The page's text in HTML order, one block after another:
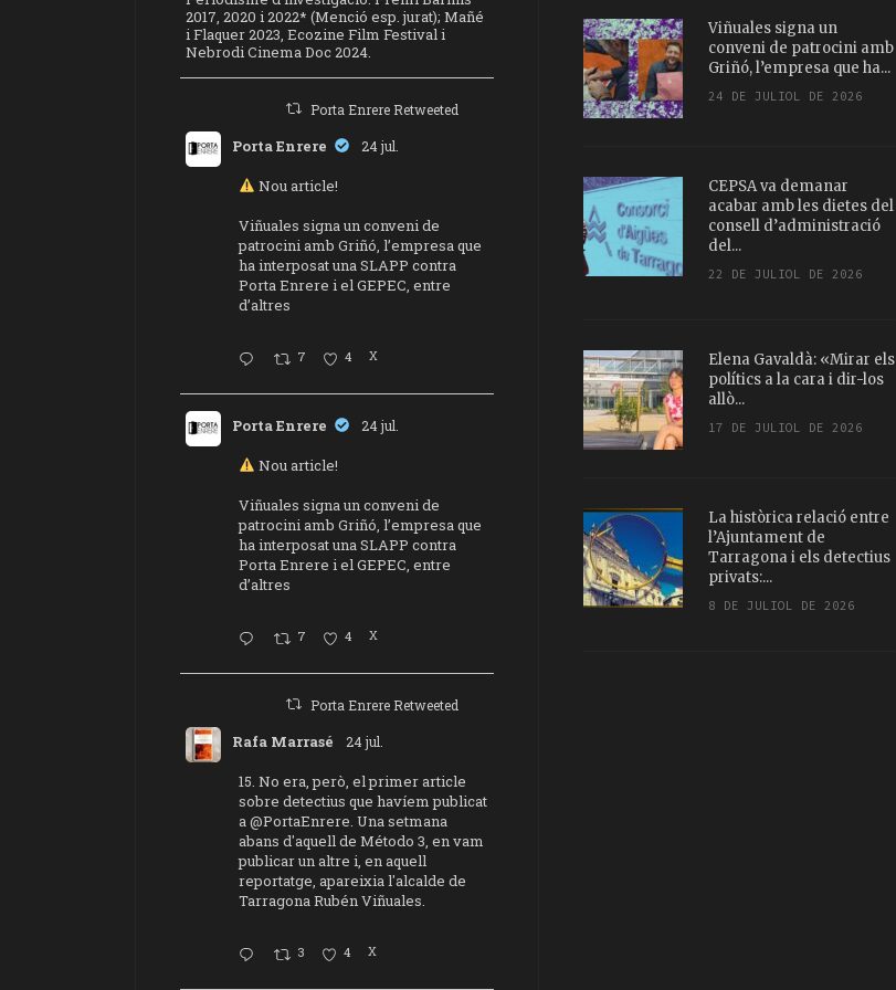
2017, 2020 i 2022* (Menció esp. jurat); Mañé
i Flaquer 2023, Ecozine Film Festival i
Nebrodi Cinema Doc 2024.
Porta Enrere Retweeted
Porta Enrere 24 jul.
Nou article!
Viñuales signa un conveni de
patrocini amb Griñó, l’empresa que
ha interposat una SLAPP contra
Porta Enrere i el GEPEC, entre
d’altres
7 4 X
Porta Enrere 24 jul.
Nou article!
Viñuales signa un conveni de
patrocini amb Griñó, l’empresa que
ha interposat una SLAPP contra
Porta Enrere i el GEPEC, entre
d’altres
7 4 X
Porta Enrere Retweeted
Rafa Marrasé 24 jul.
15. No era, però, el primer article
sobre detectius que havíem publicat
a@PortaEnrere. Una setmana
abans d'aquell de Método 3, en vam
publicar un altre i, en aquell
reportatge, apareixia l'alcalde de
Tarragona Rubén Viñuales.
3 4 X
Viñuales signa un
conveni de patrocini amb
Griñó, l’empresa que ha...
24 DE JULIOL DE 2026
CEPSA va demanar
acabar amb les dietes del
consell d’administració
del...
22 DE JULIOL DE 2026
Elena Gavaldà: «Mirar els
polítics a la cara i dir-los
allò...
17 DE JULIOL DE 2026
La històrica relació entre
l’Ajuntament de
Tarragona i els detectius
privats:...
8 DE JULIOL DE 2026